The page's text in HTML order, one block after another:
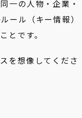
一の人物・企業・
ール（キー情報）
とです。
を想像してくださ